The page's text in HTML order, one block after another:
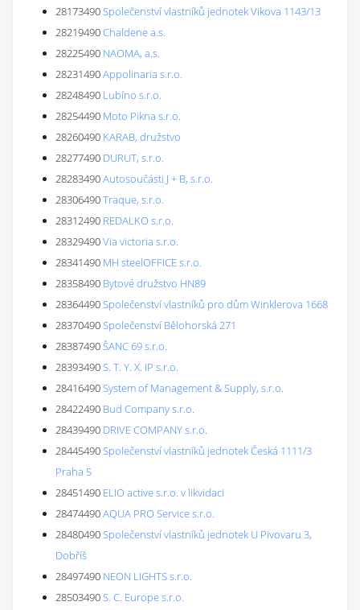
28173490Společenství vlastníků jednotek Vikova 1143/13
28219490Chaldene a.s.
28225490 NAOMA, a.s.
28231490Appolinaria s.r.o.
28248490 Lubíno s.r.o.
28254490 Moto Pikna s.r.o.
28260490 KARAB, družstvo
28277490 DURUT, s.r.o.
28283490Autosoučásti J + B, s.r.o.
28306490Traque, s.r.o.
28312490 REDALKO s.r.o.
28329490Via victoria s.r.o.
28341490 MH steelOFFICE s.r.o.
28358490 Bytové družstvo HN89
28364490Společenství vlastníků pro dům Winklerova 1668
28370490Společenství Bělohorská 271
28387490ŠANC 69 s.r.o.
28393490S. T. Y. X. IP s.r.o.
28416490System of Management & Supply, s.r.o.
28422490 Bud Company s.r.o.
28439490 DRIVE COMPANY s.r.o.
28445490Společenství vlastníků jednotek Česká 1111/3
Praha 5
28451490 ELIO active s.r.o. v likvidaci
28474490AQUA PRO Service s.r.o.
28480490Společenství vlastníků jednotek U Pivovaru 3,
Dobříš
28497490 NEON LIGHTS s.r.o.
28503490S. C. Europe s.r.o.